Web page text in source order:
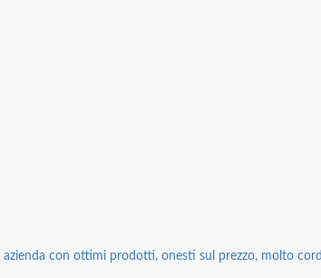
con ottimi prodotti, onesti sul prezzo, molto